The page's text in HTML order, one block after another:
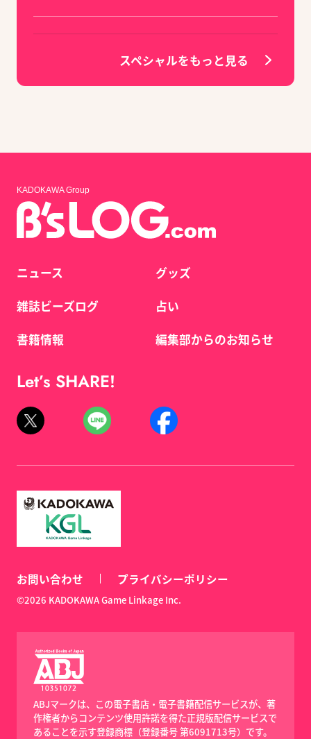
スペシャルをもっと見る
KADOKAWA Group
ニュース
雑誌ビーズログ
書籍情報
グッズ
占い
編集部からのお知らせ
Let’s SHARE!
お問い合わせ プライバシーポリシー
©2026 KADOKAWA Game Linkage Inc.
ABJマークは、この電子書店・電子書籍配信サービスが、著
作権者からコンテンツ使用許諾を得た正規版配信サービスで
あることを示す登録商標（登録番号 第6091713号）です。